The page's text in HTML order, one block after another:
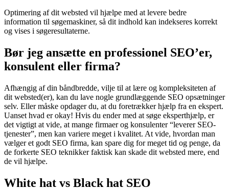
Optimering af dit websted vil hjælpe med at levere bedre
information til søgemaskiner, så dit indhold kan indekseres korrekt
og vises i søgeresultaterne.
Bør jeg ansætte en professionel SEO’er,
konsulent eller firma?
Afhængig af din båndbredde, vilje til at lære og kompleksiteten af
dit websted(er), kan du lave nogle grundlæggende SEO opsætninger
selv. Eller måske opdager du, at du foretrækker hjælp fra en ekspert.
Uanset hvad er okay! Hvis du ender med at søge eksperthjælp, er
det vigtigt at vide, at mange firmaer og konsulenter “leverer SEO-
tjenester”, men kan variere meget i kvalitet. At vide, hvordan man
vælger et godt SEO firma, kan spare dig for meget tid og penge, da
de forkerte SEO teknikker faktisk kan skade dit websted mere, end
de vil hjælpe.
White hat vs Black hat SEO